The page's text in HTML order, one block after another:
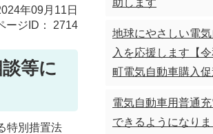
年09月11日
ージID：
2714
等に
特別措置法
助します
地球にやさしい電
入を応援します【
町電気自動車購入促
電気自動車用普通
できるようになりま